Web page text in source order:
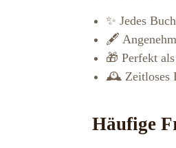
✨ Jedes
🖋️
🎁 Perfekt
🕰️ Zeitloses
Häufige